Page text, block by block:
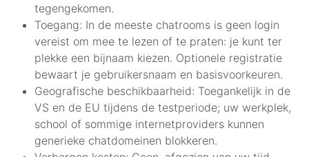
tegengekomen.
Toegang: In de meeste chatrooms is geen login
vereist om mee te lezen of te praten: je kunt ter
plekke een bijnaam kiezen. Optionele registratie
bewaart je gebruikersnaam en basisvoorkeuren.
Geografische beschikbaarheid: Toegankelijk in de
VS en de EU tijdens de testperiode; uw werkplek,
school of sommige internetproviders kunnen
generieke chatdomeinen blokkeren.